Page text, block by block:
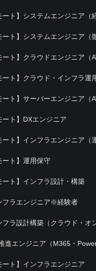
ート】システムエンジニア（
ート】システムエンジニア（
ート】クラウドエンジニア
ート】クラウド・インフラ運
ート】サーバーエンジニア
ート】DXエンジニア
ート】インフラエンジニア
ート】運用保守
ート】インフラ設計・構築
フラエンジニア※経験者
フラ設計構築（クラウド・オ
進エンジニア（M365・
ート】インフラエンジニア